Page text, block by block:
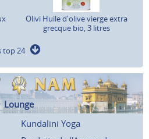
Olivi Huile d'olive vierge extra
grecque bio, 3 litres
top 24
Lounge
Kundalini Yoga